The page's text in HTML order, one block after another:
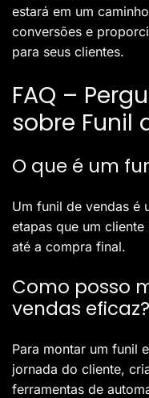
estará em um
conversões e
para seus clientes.
FAQ –
sobre Funil
O que é um
Um funil de vendas é
etapas que um
até a compra final.
Como posso
vendas eficaz?
Para montar um funil
jornada do cliente,
ferramentas de